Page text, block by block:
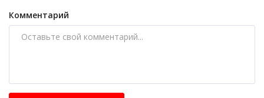
Комментарий